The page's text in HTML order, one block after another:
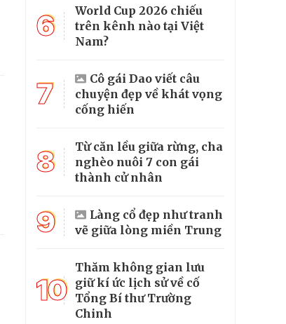
6
World Cup 2026 chiếu
trên kênh nào tại Việt
Nam?
7
Cô gái Dao viết câu
chuyện đẹp về khát vọng
cống hiến
8
Từ căn lều giữa rừng, cha
nghèo nuôi 7 con gái
thành cử nhân
9
Làng cổ đẹp như tranh
vẽ giữa lòng miền Trung
10
Thăm không gian lưu
giữ kí ức lịch sử về cố
Tổng Bí thư Trường
Chinh